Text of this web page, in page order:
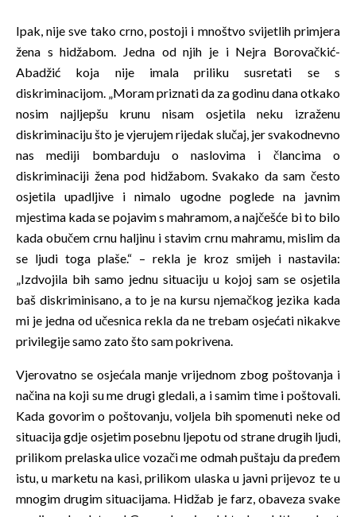
Ipak, nije sve tako crno, postoji i mnoštvo svijetlih primjera
žena s hidžabom. Jedna od njih je i Nejra Borovačkić-
Abadžić koja nije imala priliku susretati se s
diskriminacijom. „Moram priznati da za godinu dana otkako
nosim najljepšu krunu nisam osjetila neku izraženu
diskriminaciju što je vjerujem rijedak slučaj, jer svakodnevno
nas mediji bombarduju o naslovima i člancima o
diskriminaciji žena pod hidžabom. Svakako da sam često
osjetila upadljive i nimalo ugodne poglede na javnim
mjestima kada se pojavim s mahramom, a najčešće bi to bilo
kada obučem crnu haljinu i stavim crnu mahramu, mislim da
se ljudi toga plaše.“ – rekla je kroz smijeh i nastavila:
„Izdvojila bih samo jednu situaciju u kojoj sam se osjetila
baš diskriminisano, a to je na kursu njemačkog jezika kada
mi je jedna od učesnica rekla da ne trebam osjećati nikakve
privilegije samo zato što sam pokrivena.
Vjerovatno se osjećala manje vrijednom zbog poštovanja i
načina na koji su me drugi gledali, a i samim time i poštovali.
Kada govorim o poštovanju, voljela bih spomenuti neke od
situacija gdje osjetim posebnu ljepotu od strane drugih ljudi,
prilikom prelaska ulice vozači me odmah puštaju da pređem
istu, u marketu na kasi, prilikom ulaska u javni prijevoz te u
mnogim drugim situacijama. Hidžab je farz, obaveza svake